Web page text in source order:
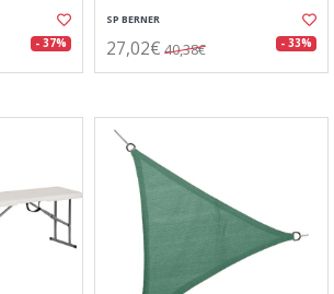
- 37%
SP BERNER
27,02€ 40,38€ - 33%